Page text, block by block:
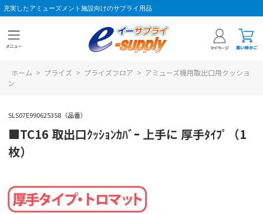
充実したアミューズメント施設向けのサプライ用品
ホーム > プライズ > プライズフロア > アミューズ機用取出口用クッショ
ン
SLS07E990625358（品番）
■TC16 取出口ｸｯｼｮﾝｶﾊﾞｰ 上手に 厚手ﾀｲﾌﾟ（1
枚）